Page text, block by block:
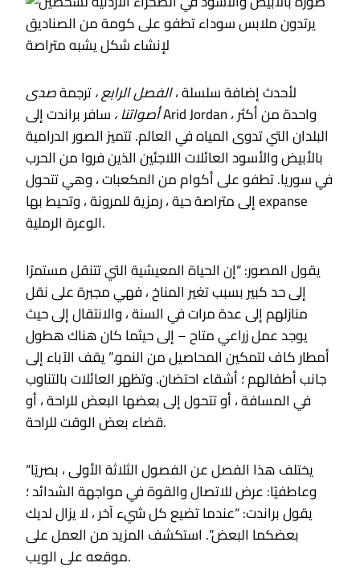
لأحدث إضافة سلسلة ،الفصل الرابع ،ترجمةصدى
أصواتنا ،سافر براندت إلى Arid Jordan ، واحدة من أكثر
البلدان التي تدوى المياه في العالم. تتميز الصور الدرامية
بالأبيض والأسود العائلات اللاجئين الذين فروا من الحرب
في سوريا. تطفو على أكوام من المكعبات ، وهي تتحول
إلى متراصة حية ، رمزية للمرونة ، وتحيط بها expanse
الوعرة الرملية.
يقول المصور: “إن الحياة المعيشية التي تتنقل مستمرًا
إلى حد كبير بسبب تغير المناخ ، فهي مجبرة على نقل
منازلهم إلى عدة مرات في السنة ، والانتقال إلى حيث
يوجد عمل زراعي متاح – إلى حيثما كان هناك هطول
أمطار كاف لتمكين المحاصيل من النمو.” يقف الآباء إلى
جانب أطفالهم ؛ أشقاء احتضان. وتظهر العائلات بالتناوب
في المسافة ، أو تتحول إلى بعضها البعض للراحة ، أو
قضاء بعض الوقت للراحة.
“يختلف هذا الفصل عن الفصول الثلاثة الأولى ، بصريًا
وعاطفيًا: عرض للاتصال والقوة في مواجهة الشدائد ؛
يقول براندت: “عندما تضيع كل شيء آخر ، لا يزال لديك
بعضكما البعض”. استكشف المزيد من العمل على
موقعه على الويب.